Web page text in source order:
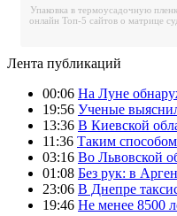
Упаковка в термоусадочную
онлайн Топ-5 сайтов о матрице
Лента публикаций
00:06 На Луне
19:56 Ученые
13:36 В Киевской
11:36 Таким
03:16 Во Львовской
01:08 Без рук: в
23:06 В Днепре
19:46 Не менее 8500